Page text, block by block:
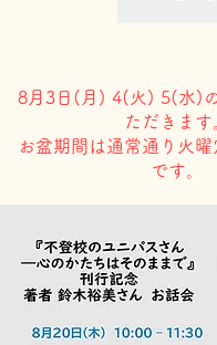
8月3日( 月) 4(火) 5(水)
ただきます
お盆期間は通常通り火
です。